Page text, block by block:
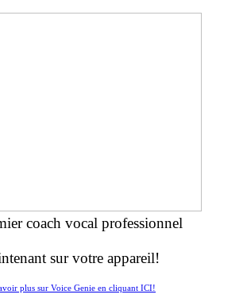
coach vocal professionnel
sur votre appareil!
plus sur Voice Genie en cliquant ICI!